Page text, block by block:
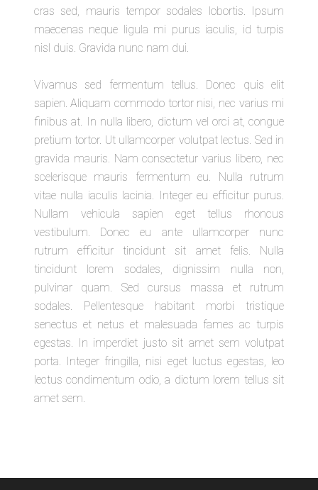
cras sed, mauris tempor sodales lobortis. Ipsum
maecenas neque ligula mi purus iaculis, id turpis
nisl duis. Gravida nunc nam dui.
Vivamus sed fermentum tellus. Donec quis elit
sapien. Aliquam commodo tortor nisi, nec varius mi
finibus at. In nulla libero, dictum vel orci at, congue
pretium tortor. Ut ullamcorper volutpat lectus. Sed in
gravida mauris. Nam consectetur varius libero, nec
scelerisque mauris fermentum eu. Nulla rutrum
vitae nulla iaculis lacinia. Integer eu efficitur purus.
Nullam vehicula sapien eget tellus rhoncus
vestibulum. Donec eu ante ullamcorper nunc
rutrum efficitur tincidunt sit amet felis. Nulla
tincidunt lorem sodales, dignissim nulla non,
pulvinar quam. Sed cursus massa et rutrum
sodales. Pellentesque habitant morbi tristique
senectus et netus et malesuada fames ac turpis
egestas. In imperdiet justo sit amet sem volutpat
porta. Integer fringilla, nisi eget luctus egestas, leo
lectus condimentum odio, a dictum lorem tellus sit
amet sem.